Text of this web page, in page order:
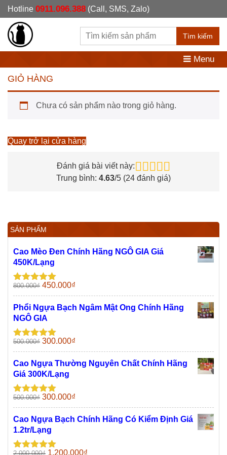
Hotline 0911.096.388 (Call, SMS, Zalo)
Tìm kiếm
Menu
GIỎ HÀNG
Chưa có sản phẩm nào trong giỏ hàng.
Quay trở lại cửa hàng
Đánh giá bài viết này:
Trung bình: 4.63/5 (24 đánh giá)
SẢN PHẨM
Cao Mèo Đen Chính Hãng NGÔ GIA Giá
450K/Lạng
Được xếp
hạng5.005
sao
800.000₫ Giá
gốc
là:
800.000₫.
450.000₫
hiện
tại
Phổi Ngựa Bạch Ngâm Mật Ong Chính Hãng
NGÔ GIA
Được xếp
hạng5.005
sao
500.000₫ Giá
gốc
là:
500.000₫.
300.000₫
hiện
tại
Cao Ngựa Thường Nguyên Chất Chính Hãng
Giá 300K/Lạng
Được xếp
hạng5.005
sao
500.000₫ Giá
gốc
là:
500.000₫.
300.000₫
hiện
tại
Cao Ngựa Bạch Chính Hãng Có Kiểm Định Giá
1.2tr/Lạng
2.000.000₫ Giá
1.200.000₫